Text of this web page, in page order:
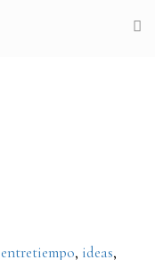
entretiempo, ideas,